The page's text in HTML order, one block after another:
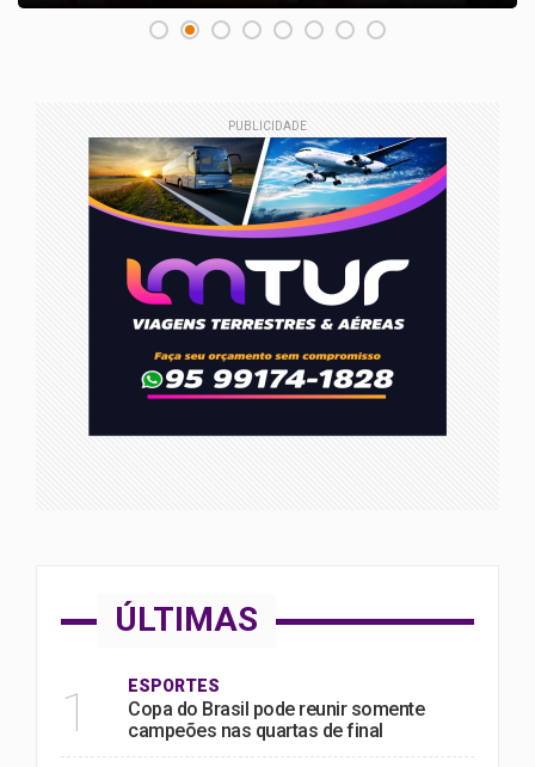
PUBLICIDADE
ÚLTIMAS
1 ESPORTES
Copa do Brasil pode reunir somente
campeões nas quartas de final